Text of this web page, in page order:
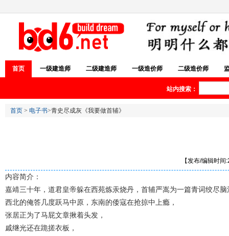
首页 一级建造师 二级建造师 一级造价师 二级造价师
站内搜索：
首页 > 电子书>青史尽成灰《我要做首辅》
【发布/编辑时
内容简介：
嘉靖三十年，道君皇帝躲在西苑炼汞烧丹，首辅严嵩为一篇青词绞尽脑
西北的俺答几度跃马中原，东南的倭寇在抢掠中上瘾，
张居正为了马屁文章揪着头发，
戚继光还在跪搓衣板，